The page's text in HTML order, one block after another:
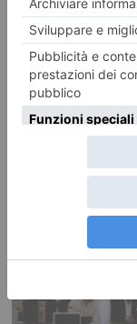
Gestione
vertice a
fattibilità
Soana
PUBBLICATO IL 31